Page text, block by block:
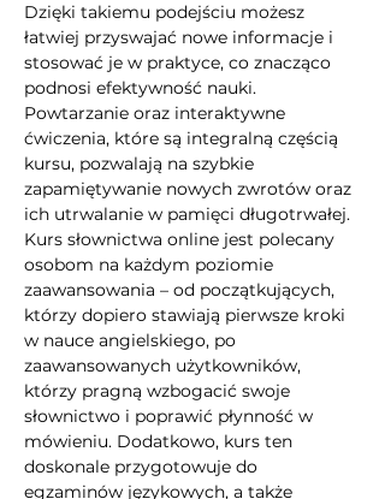
Dzięki takiemu podejściu możesz
łatwiej przyswajać nowe informacje i
stosować je w praktyce, co znacząco
podnosi efektywność nauki.
Powtarzanie oraz interaktywne
ćwiczenia, które są integralną częścią
kursu, pozwalają na szybkie
zapamiętywanie nowych zwrotów oraz
ich utrwalanie w pamięci długotrwałej.
Kurs słownictwa online jest polecany
osobom na każdym poziomie
zaawansowania – od początkujących,
którzy dopiero stawiają pierwsze kroki
w nauce angielskiego, po
zaawansowanych użytkowników,
którzy pragną wzbogacić swoje
słownictwo i poprawić płynność w
mówieniu. Dodatkowo, kurs ten
doskonale przygotowuje do
egzaminów językowych, a także